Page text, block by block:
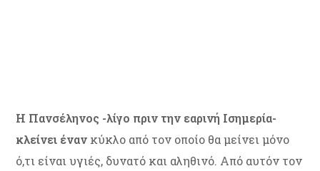
Η Πανσέληνος -λίγο πριν την εαρινή Ισημερία-
κλείνει έναν κύκλο από τον οποίο θα μείνει μόνο
ό,τι είναι υγιές, δυνατό και αληθινό. Από αυτόν τον